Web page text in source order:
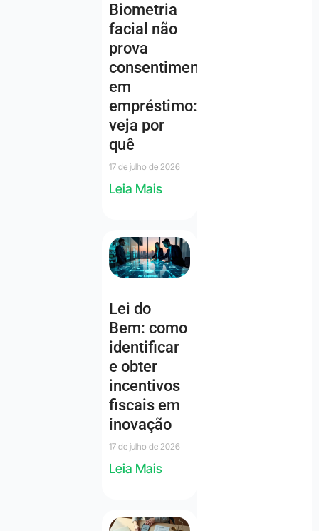
Biometria
facial não
prova
consentimento
em
empréstimo:
veja por
quê
17 de julho de 2026
Leia Mais
Lei do
Bem: como
identificar
e obter
incentivos
fiscais em
inovação
17 de julho de 2026
Leia Mais